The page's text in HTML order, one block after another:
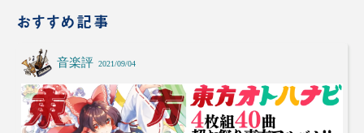
おすすめ記事
音楽評 2021/09/04